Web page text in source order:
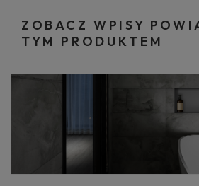
ZOBACZ WPISY
TYM PRODUKTEM